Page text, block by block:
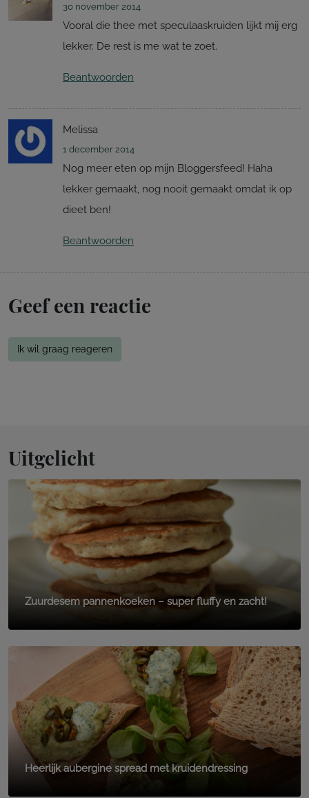
30 november 2014
Vooral die thee met speculaaskruiden lijkt mij erg
lekker. De rest is me wat te zoet.
Beantwoorden
Melissa
1 december 2014
Nog meer eten op mijn Bloggersfeed! Haha
lekker gemaakt, nog nooit gemaakt omdat ik op
dieet ben!
Beantwoorden
Geef een reactie
Ik wil graag reageren
Uitgelicht
Zuurdesem pannenkoeken – super fluffy en zacht!
Heerlijk aubergine spread met kruidendressing